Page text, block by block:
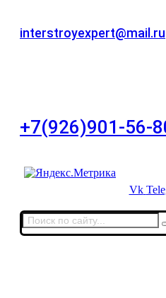
interstroyexpert@mail.ru
+7(926)901-56-
Vk